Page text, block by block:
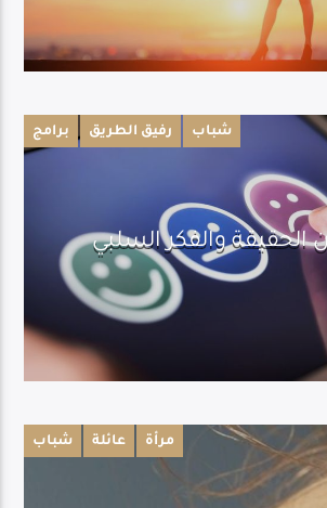
برامج رفيق الطريق شباب
الحقيقة والفكر السلبي
شباب عائلة مرأة